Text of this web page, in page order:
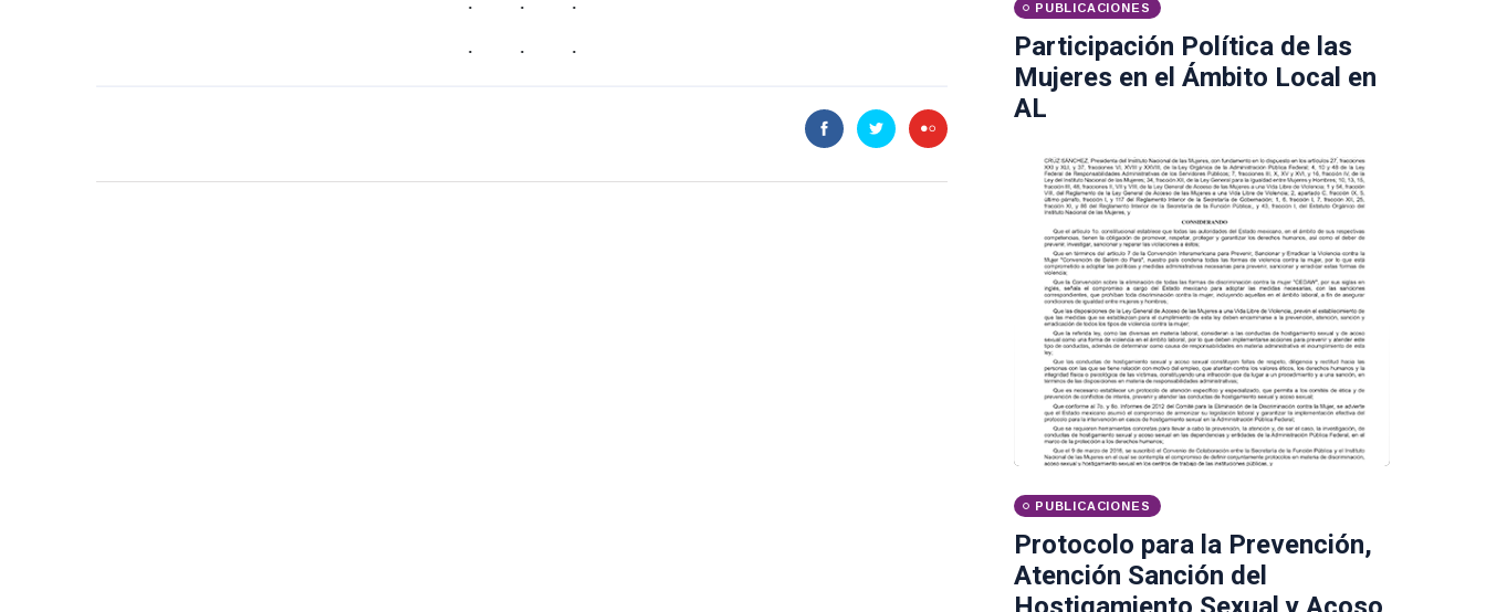
PUBLICACIONES
Participación Política de las
Mujeres en el Ámbito Local en
AL
PUBLICACIONES
Protocolo para la Prevención,
Atención Sanción del